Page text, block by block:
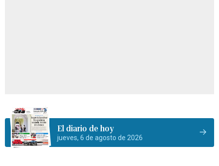
El diario de hoy
jueves, 6 de agosto de 2026